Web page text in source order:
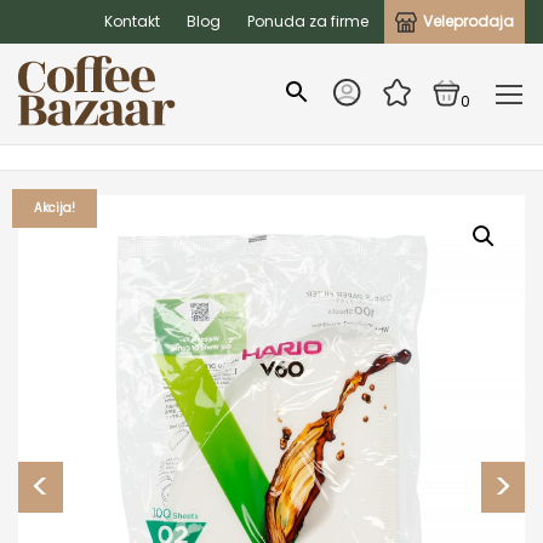
Kontakt Blog Ponuda za firme Veleprodaja
0
Akcija!